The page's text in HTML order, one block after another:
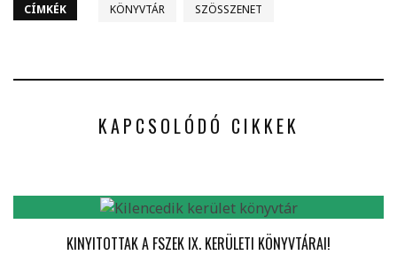
CÍMKÉK KÖNYVTÁR SZÖSSZENET
KAPCSOLÓDÓ CIKKEK
KINYITOTTAK A FSZEK IX. KERÜLETI KÖNYVTÁRAI!